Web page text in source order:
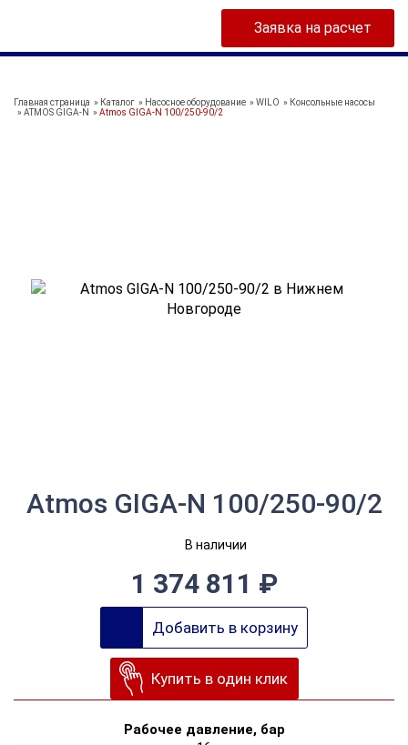
Заявка на расчет
Главная страница » Каталог » Насосное оборудование » WILO » Консольные насосы
» ATMOS GIGA-N » Atmos GIGA-N 100/250-90/2
Atmos GIGA-N 100/250-90/2
В наличии
1 374 811 ₽
Добавить в корзину
Купить в один клик
Рабочее давление, бар